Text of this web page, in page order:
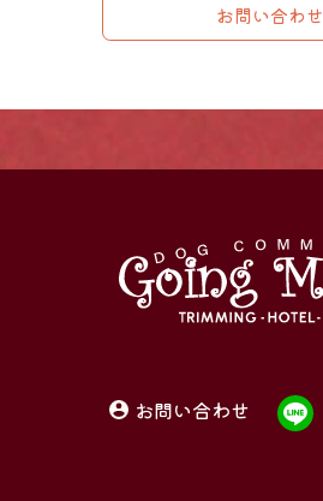
お問い合わせ
お問い合わせ